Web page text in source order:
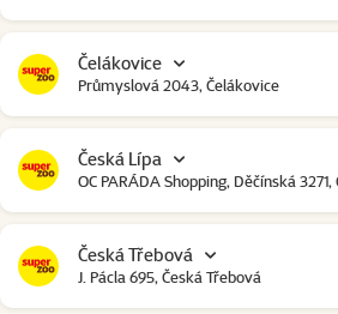
Čelákovice
Průmyslová 2043, Čelákovice
Česká Lípa
OC PARÁDA Shopping, Děčínská 3271,
Česká Třebová
J. Pácla 695, Česká Třebová